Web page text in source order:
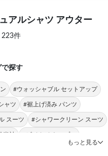
アルシャツ アウター
件
で探す
#ウォッシャブル セットアップ
ャツ #裾上げ済み パンツ
スーツ #シャワークリーン スーツ
半袖 #ビジカジ トップス
もっと見る